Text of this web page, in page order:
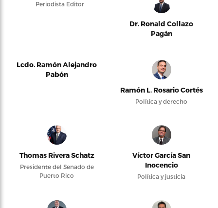
Periodista Editor
Dr. Ronald Collazo
Pagán
Lcdo. Ramón Alejandro
Pabón
Ramón L. Rosario Cortés
Política y derecho
Thomas Rivera Schatz
Presidente del Senado de
Puerto Rico
Víctor García San
Inocencio
Política y justicia